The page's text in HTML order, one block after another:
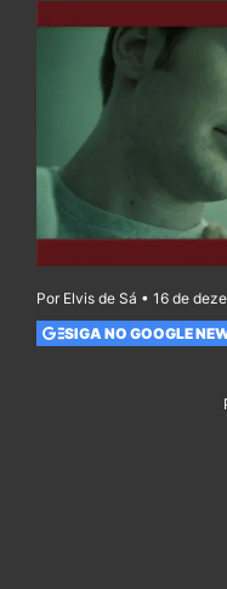
Por Elvis de Sá • 16 de
SIGA NO GOOGLE